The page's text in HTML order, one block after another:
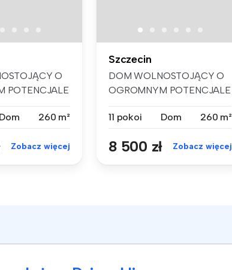
O
POTENCJALE
Dom 260 m²
Zobacz więcej
Szczecin
DOM WOLNOSTOJĄCY O
OGROMNYM POTENCJALE
11 pokoi
Dom 260 m²
8 500 zł Zobacz więcej